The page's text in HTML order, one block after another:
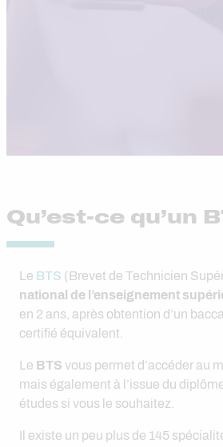
Qu’est-ce qu’un
Le BTS (Brevet de Technicien
national de l’enseignement
en 2 ans, après obtention d’un
certifié équivalent.
Le BTS vous permet d’accéder au
mais également à l’issue du
études si vous le souhaitez.
Il existe un peu plus de 145